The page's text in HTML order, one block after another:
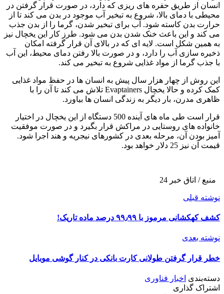
انسان از طریق حفره های ریزی که دارد، در صورت قرار گرفتن در
محیطی با دمای بالا، شروع به تبخیر آب موجود در بدن می کند تا از
حرارت بدن کاسته شود. آب برای تبخیر شدن، گرما را از بدن جذب
می کند و این باعث خنک شدن بدن می شود. طرز کار این یخچال نیز
به همین شکل است. لایه ای که در بالای آن قرار گرفته امکان
ذخیره سازی آب را دارد، و در صورت بالا رفتن دمای محیط، این آب
با جذب گرما از مواد غذایی شروع به تبخیر می کند.
این روش از چهار هزار سال پیش به انسان ها در حفظ مواد غذایی
کمک کرده و حالا یخچال Evaptainers تلاش می کند تا آن را با
ظاهری مدرن، بار دیگر به زندگی انسان ها بیاورد.
قرار است طی ماه های آینده 500 دستگاه از این یخچال در اختیار
خانواده های روستایی در مراکش قرار بگیرد و در صورت موفقیت
آمیز بودن آن، مرحله بعدی در کشورهای نیجریه و هند اجرا شود.
قیمت آن نیز 25 دلار خواهد بود.
منبع / اتاق خبر 24
نوشته قبلی
کشف کهکشانی مرموز با ۹۹٫۹۹ درصد ماده تاریک!
نوشته بعدی
خطر قرار گرفتن طولانی کارت بانکی در کنار گوشی موبایل
دسته‌بندی اخبار فناوری
اشتراک گذاری